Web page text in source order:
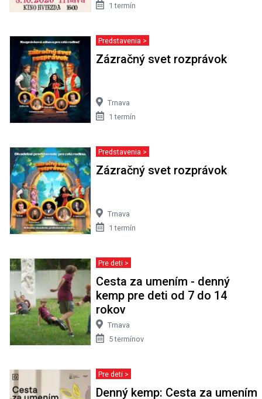
1 termín
Predstavenia >
Zázračný svet rozprávok
Trnava
1 termín
Predstavenia >
Zázračný svet rozprávok
Trnava
1 termín
Pre deti >
Cesta za umením - denný
kemp pre deti od 7 do 14
rokov
Trnava
5 termínov
Pre deti >
Denný kemp: Cesta za umením